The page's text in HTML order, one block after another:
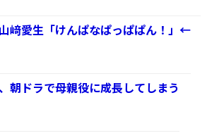
山﨑愛生「けんぱなぱっぱぱん！」←
朝ドラで母親役に成長してしまう